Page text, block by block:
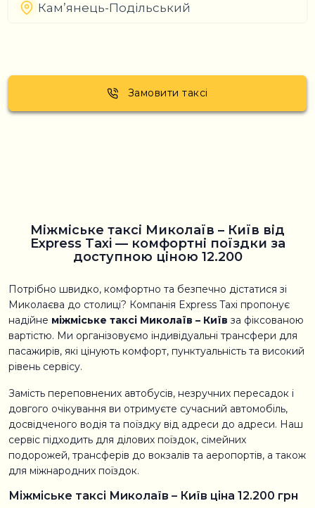
Кам’янець-Подільський
Замовити таксі
Міжміське таксі Миколаїв – Київ від
Express Taxi — комфортні поїздки за
доступною ціною 12.200
Потрібно швидко, комфортно та безпечно дістатися зі
Миколаєва до столиці? Компанія Express Taxi пропонує
надійне міжміське таксі Миколаїв – Київ за фіксованою
вартістю. Ми організовуємо індивідуальні трансфери для
пасажирів, які цінують комфорт, пунктуальність та високий
рівень сервісу.
Замість переповнених автобусів, незручних пересадок і
довгого очікування ви отримуєте сучасний автомобіль,
досвідченого водія та поїздку від адреси до адреси. Наш
сервіс підходить для ділових поїздок, сімейних
подорожей, трансферів до вокзалів та аеропортів, а також
для міжнародних поїздок.
Міжміське таксі Миколаїв – Київ ціна 12.200 грн